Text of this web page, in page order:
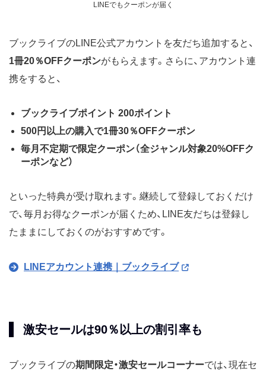
LINEでもクーポンが届く
ブックライブのLINE公式アカウントを友だち追加すると、
1冊20％OFFクーポンがもらえます。さらに、アカウント連
携をすると、
ブックライブポイント 200ポイント
500円以上の購入で1冊30％OFFクーポン
毎月不定期で限定クーポン（全ジャンル対象20%OFFク
ーポンなど）
といった特典が受け取れます。継続して登録しておくだけ
で、毎月お得なクーポンが届くため、LINE友だちは登録し
たままにしておくのがおすすめです。
LINEアカウント連携｜ブックライブ
激安セールは90％以上の割引率も
ブックライブの期間限定・激安セールコーナーでは、現在セ